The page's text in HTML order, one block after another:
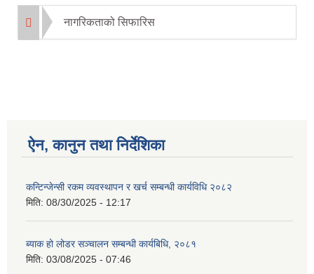
नागरिकताको सिफारिस
ऐन, कानुन तथा निर्देशिका
कन्टिन्जेन्सी रकम व्यवस्थापन र खर्च सम्बन्धी कार्यविधि २०८२
मिति: 08/30/2025 - 12:17
ब्याक हो लोडर सञ्चालन सम्बन्धी कार्यबिधि, २०८१
मिति: 03/08/2025 - 07:46